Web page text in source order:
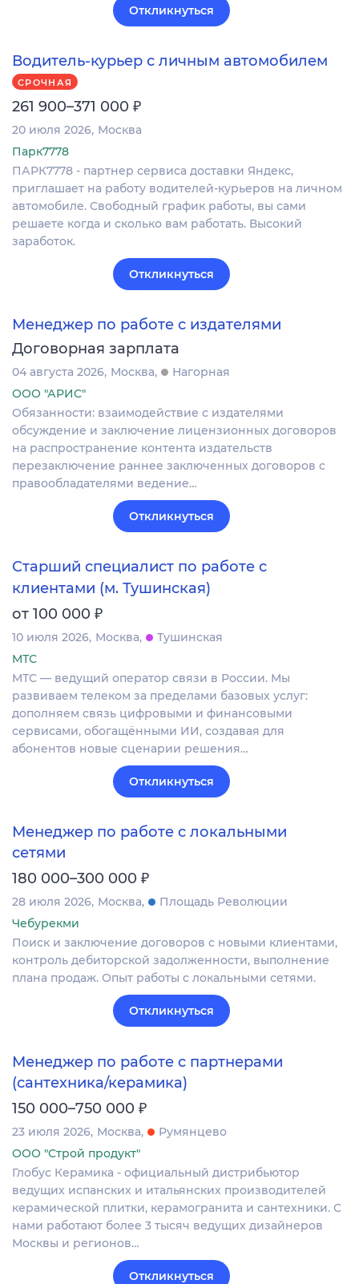
Откликнуться
Водитель-курьер с личным автомобилем
СРОЧНАЯ
261 900–371 000 ₽
20 июля 2026 Москва
Парк7778
ПАРК7778 - партнер сервиса доставки Яндекс,
приглашает на работу водителей-курьеров на личном
автомобиле. Свободный график работы, вы сами
решаете когда и сколько вам работать. Высокий
заработок.
Откликнуться
Менеджер по работе с издателями
Договорная зарплата
04 августа 2026 Москва
Нагорная
ООО "АРИС"
Обязанности: взаимодействие с издателями
обсуждение и заключение лицензионных договоров
на распространение контента издательств
перезаключение раннее заключенных договоров с
правообладателями ведение…
Откликнуться
Старший специалист по работе с
клиентами (м. Тушинская)
от 100 000 ₽
10 июля 2026 Москва
Тушинская
МТС
МТС — ведущий оператор связи в России. Мы
развиваем телеком за пределами базовых услуг:
дополняем связь цифровыми и финансовыми
сервисами, обогащёнными ИИ, создавая для
абонентов новые сценарии решения…
Откликнуться
Менеджер по работе с локальными
сетями
180 000–300 000 ₽
28 июля 2026 Москва
Площадь Революции
Чебурекми
Поиск и заключение договоров с новыми клиентами,
контроль дебиторской задолженности, выполнение
плана продаж. Опыт работы с локальными сетями.
Откликнуться
Менеджер по работе с партнерами
(сантехника/керамика)
150 000–750 000 ₽
23 июля 2026 Москва
Румянцево
ООО "Строй продукт"
Глобус Керамика - официальный дистрибьютор
ведущих испанских и итальянских производителей
керамической плитки, керамогранита и сантехники. С
нами работают более 3 тысяч ведущих дизайнеров
Москвы и регионов…
Откликнуться